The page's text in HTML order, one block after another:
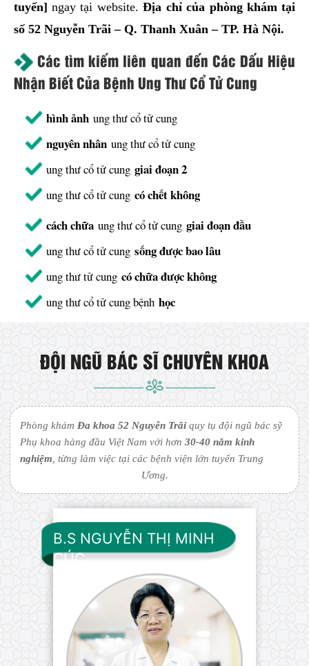
tuyến]ngay tại website. Địa chỉ của phòng khám tại
số 52 Nguyễn Trãi – Q. Thanh Xuân – TP. Hà Nội.
Các tìm kiếm liên quan đến Các Dấu Hiệu
Nhận Biết Của Bệnh Ung Thư Cổ Tử Cung
hình ảnh ung thư cổ tử cung
nguyên nhân ung thư cổ tử cung
ung thư cổ tử cunggiai đoạn 2
ung thư cổ tử cungcó chết không
cách chữa ung thư cổ tử cunggiai đoạn đầu
ung thư cổ tử cungsống được bao lâu
ung thư tử cungcó chữa được không
ung thư cổ tử cung bệnhhọc
ĐỘI NGŨ BÁC SĨ CHUYÊN KHOA
Phòng khámĐa khoa 52 Nguyễn Trãi quy tụ đội ngũ bác sỹ
Phụ khoa hàng đầu Việt Nam với hơn30-40 năm kinh
nghiệm , từng làm việc tại các bệnh viện lớn tuyến Trung
Ương.
B.S NGUYỄN THỊ MINH
CÚC